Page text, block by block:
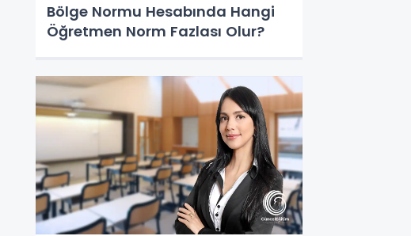
Bölge Normu Hesabında Hangi
Öğretmen Norm Fazlası Olur?